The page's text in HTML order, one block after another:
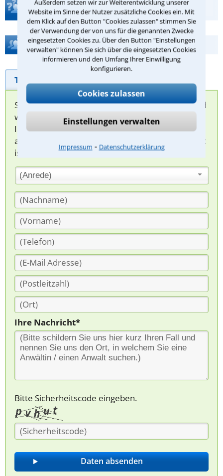
Außerdem setzen wir zur Weiterentwicklung unserer
Website im Sinne der Nutzer zusätzliche Cookies ein. Mit
dem Klick auf den Button "Cookies zulassen" stimmen Sie
der Verwendung der von uns für die genannten Zwecke
eingesetzten Cookies zu. Über den Button "Einstellungen
verwalten" können Sie sich über die eingesetzten Cookies
informieren und den Umfang Ihrer Einwilligung
konfigurieren.
Cookies zulassen
Einstellungen verwalten
Impressum ⁃ Datenschutzerklärung
Teste Dein Rechtswissen
Hilfe bei Ihrer Anwaltsuche?
Telefonhilfe
Sie können hier Ihren Fall schildern. Anschließend
werden sich spezialisierte Rechtsanwälte bei
Ihnen melden, um das weitere Vorgehen
abzuklären. Die Rückmeldung durch einen Anwalt
ist für Sie kostenlos.
(Anrede)
Ihre Nachricht*
Bitte Sicherheitscode eingeben.